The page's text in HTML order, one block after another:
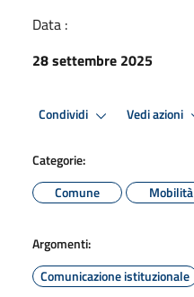
Data :
28 settembre 2025
Condividi Vedi azioni
Categorie:
Comune
Mobilità
Argomenti:
Comunicazione istituzionale